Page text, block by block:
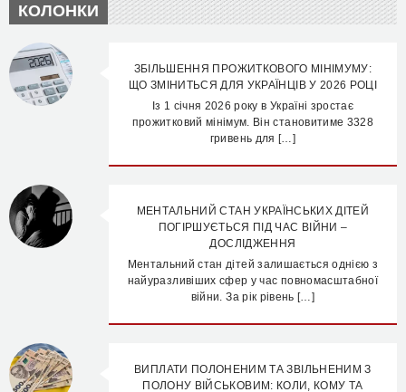
КОЛОНКИ
ЗБІЛЬШЕННЯ ПРОЖИТКОВОГО МІНІМУМУ:
ЩО ЗМІНИТЬСЯ ДЛЯ УКРАЇНЦІВ У 2026 РОЦІ
Із 1 січня 2026 року в Україні зростає
прожитковий мінімум. Він становитиме 3328
гривень для […]
МЕНТАЛЬНИЙ СТАН УКРАЇНСЬКИХ ДІТЕЙ
ПОГІРШУЄТЬСЯ ПІД ЧАС ВІЙНИ –
ДОСЛІДЖЕННЯ
Ментальний стан дітей залишається однією з
найуразливіших сфер у час повномасштабної
війни. За рік рівень […]
ВИПЛАТИ ПОЛОНЕНИМ ТА ЗВІЛЬНЕНИМ З
ПОЛОНУ ВІЙСЬКОВИМ: КОЛИ, КОМУ ТА